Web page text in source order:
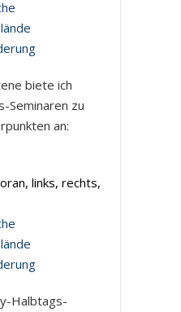
biete ich
Seminaren zu
an:
links, rechts,
Halbtags-